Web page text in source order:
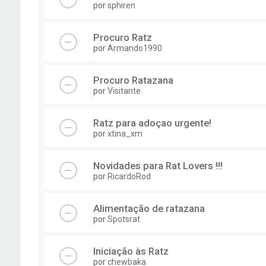
porsphiren
Procuro Ratz
porArmando1990
Procuro Ratazana
porVisitante
Ratz para adoçao urgente!
porxtina_xm
Novidades para Rat Lovers !!!
por RicardoRod
Alimentação de ratazana
porSpotsrat
Iniciação às Ratz
porchewbaka